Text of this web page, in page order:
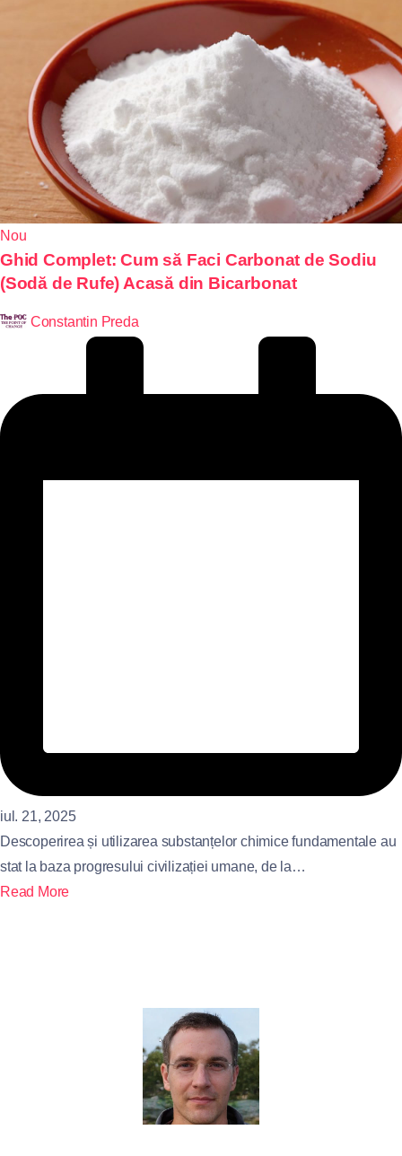
Nou
Ghid Complet: Cum să Faci Carbonat de Sodiu
(Sodă de Rufe) Acasă din Bicarbonat
Constantin Preda
iul. 21, 2025
Descoperirea și utilizarea substanțelor chimice fundamentale au
stat la baza progresului civilizației umane, de la…
Read More